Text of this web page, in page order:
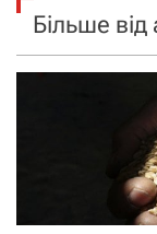
Більше від